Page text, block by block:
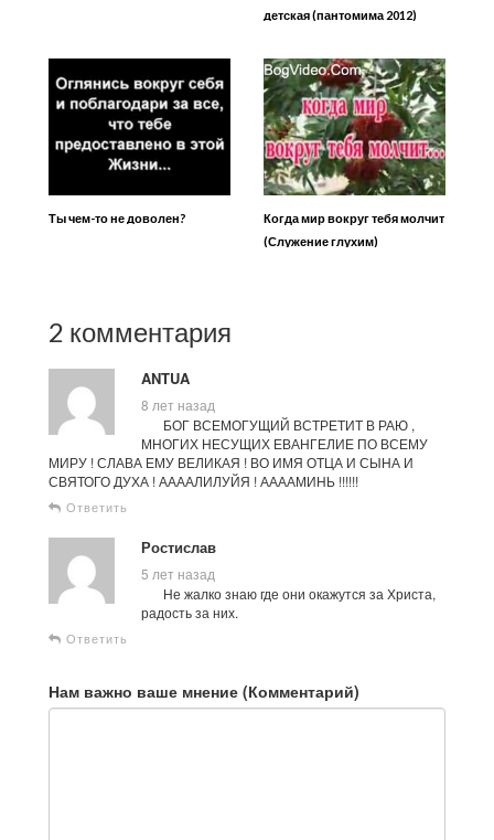
детская (пантомима 2012)
Ты чем-то не доволен?
Когда мир вокруг тебя молчит
(Служение глухим)
2 комментария
ANTUA
8 лет назад
БОГ ВСЕМОГУЩИЙ ВСТРЕТИТ В РАЮ ,
МНОГИХ НЕСУЩИХ ЕВАНГЕЛИЕ ПО ВСЕМУ
МИРУ ! СЛАВА ЕМУ ВЕЛИКАЯ ! ВО ИМЯ ОТЦА И СЫНА И
СВЯТОГО ДУХА ! ААААЛИЛУЙЯ ! ААААМИНЬ !!!!!!
Ответить
Ростислав
5 лет назад
Не жалко знаю где они окажутся за Христа,
радость за них.
Ответить
Нам важно ваше мнение (Комментарий)